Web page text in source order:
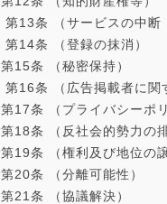
第13条 （サービスの中断
第14条 （登録の抹消）
第15条 （秘密保持）
第16条 （広告掲載者に関
第17条 （プライバシーポ
第18条 （反社会的勢力の排
第19条 （権利及び地位の
第20条 （分離可能性）
第21条 （協議解決）